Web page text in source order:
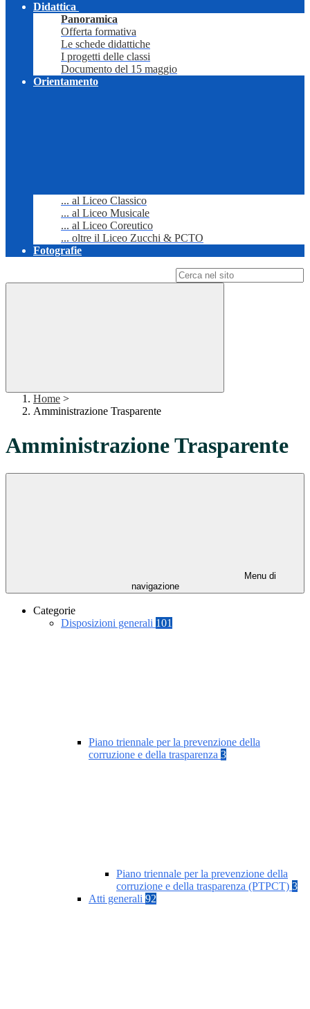
Didattica
Panoramica
Offerta formativa
Le schede didattiche
I progetti delle classi
Documento del 15 maggio
Orientamento
... al Liceo Classico
... al Liceo Musicale
... al Liceo Coreutico
... oltre il Liceo Zucchi & PCTO
Fotografie
Home >
Amministrazione Trasparente
Amministrazione Trasparente
Menu di
navigazione
Categorie
Disposizioni generali 101
Piano triennale per la prevenzione della
corruzione e della trasparenza 3
Piano triennale per la prevenzione della
corruzione e della trasparenza (PTPCT) 3
Atti generali 92